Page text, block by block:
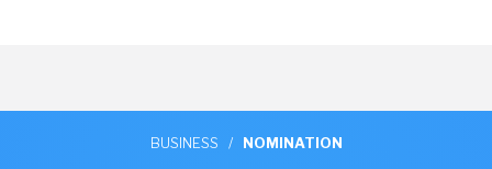
BUSINESS / NOMINATION